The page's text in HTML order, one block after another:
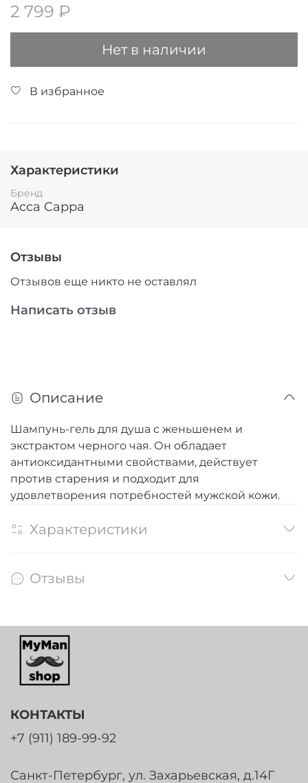
2 799 ₽
Нет в наличии
В избранное
Характеристики
Бренд
Acca Cappa
Отзывы
Отзывов еще никто не оставлял
Написать отзыв
Описание
Шампунь-гель для душа с женьшенем и
экстрактом черного чая. Он обладает
антиоксидантными свойствами, действует
против старения и подходит для
удовлетворения потребностей мужской кожи.
Характеристики
Отзывы
КОНТАКТЫ
+7 (911) 189-99-92
Санкт-Петербург, ул. Захарьевская, д.14Г